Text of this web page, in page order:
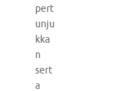
pert
unju
kka
n
sert
a